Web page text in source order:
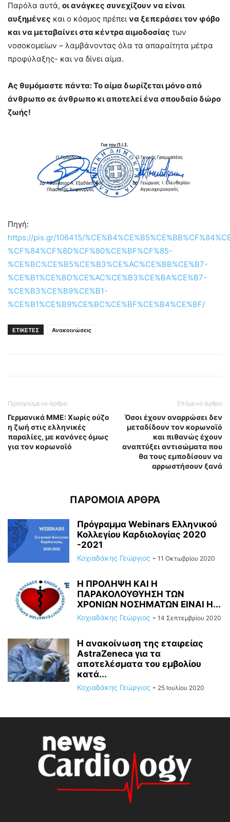
Παρόλα αυτά, οι ανάγκες συνεχίζουν να είναι
αυξημένες και ο κόσμος πρέπει να ξεπεράσει τον φόβο
και να μεταβαίνει στα κέντρα αιμοδοσίας των
νοσοκομείων – λαμβάνοντας όλα τα απαραίτητα μέτρα
προφύλαξης- και να δίνει αίμα.
Ας θυμόμαστε πάντα: Το αίμα δωρίζεται μόνο από
άνθρωπο σε άνθρωπο κι αποτελεί ένα σπουδαίο δώρο
ζωής!
Πηγή:
https://pis.gr/106415/
%CF%84%CF%8D%CF%80%CE%BF%CF%85-
%CE%BC%CE%B5%CE%B3%CE%AC%CE%BB%CE%B7-
%CE%B1%CE%BD%CE%AC%CE%B3%CE%BA%CE%B7-
%CE%B3%CE%B9%CE%B1-
%CE%B1%CE%B9%CE%BC%CE%BF%CE%B4%CE%BF/
ΕΤΙΚΕΤΕΣ Ανακοινώσεις
Προηγούμενο άρθρο
Γερμανικά ΜΜΕ: Χωρίς ούζο
η ζωή στις ελληνικές
παραλίες, με κανόνες όμως
για τον κορωνοϊό
Επόμενο άρθρο
Όσοι έχουν αναρρώσει δεν
μεταδίδουν τον κορωνοϊό
και πιθανώς έχουν
αναπτύξει αντισώματα που
θα τους εμποδίσουν να
αρρωστήσουν ξανά
ΠΑΡΟΜΟΙΑ ΑΡΘΡΑ
Πρόγραμμα Webinars Ελληνικού
Κολλεγίου Καρδιολογίας 2020
-2021
Κοχιαδάκης Γεώργιος - 11 Οκτωβρίου 2020
Η ΠΡΟΛΗΨΗ ΚΑΙ Η
ΠΑΡΑΚΟΛΟΥΘΥΗΣΗ ΤΩΝ
ΧΡΟΝΙΩΝ ΝΟΣΗΜΑΤΩΝ ΕΙΝΑΙ Η...
Κοχιαδάκης Γεώργιος - 14 Σεπτεμβρίου 2020
Η ανακοίνωση της εταιρείας
AstraZeneca για τα
αποτελέσματα του εμβολίου
κατά...
Κοχιαδάκης Γεώργιος - 25 Ιουλίου 2020